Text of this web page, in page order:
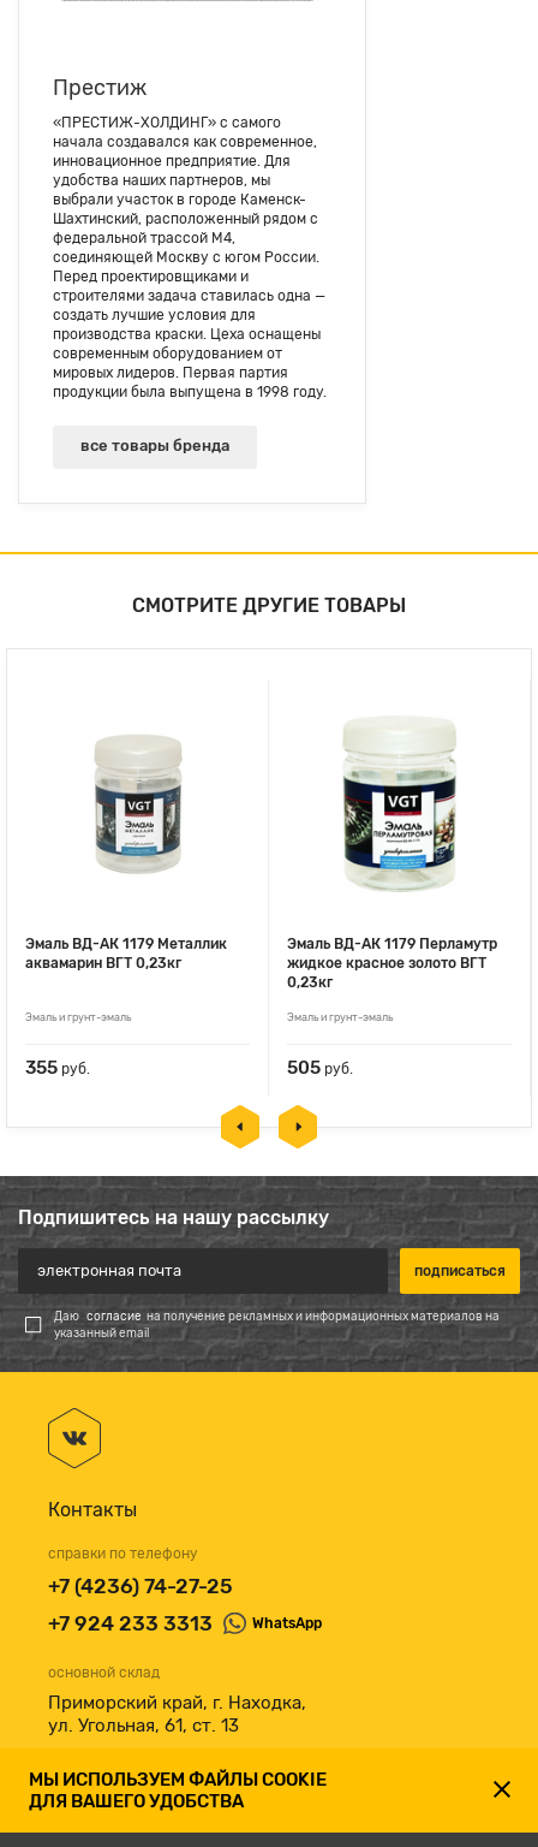
Престиж
«ПРЕСТИЖ-ХОЛДИНГ» с самого
начала создавался как современное,
инновационное предприятие. Для
удобства наших партнеров, мы
выбрали участок в городе Каменск-
Шахтинский, расположенный рядом с
федеральной трассой М4,
соединяющей Москву с югом России.
Перед проектировщиками и
строителями задача ставилась одна —
создать лучшие условия для
производства краски. Цеха оснащены
современным оборудованием от
мировых лидеров. Первая партия
продукции была выпущена в 1998 году.
все товары бренда
СМОТРИТЕ ДРУГИЕ ТОВАРЫ
Эмаль ВД-АК 1179 Металлик
аквамарин ВГТ 0,23кг
Эмаль и грунт-эмаль
355 руб.
Эмаль ВД-АК 1179 Перламутр
жидкое красное золото ВГТ
0,23кг
Эмаль и грунт-эмаль
505 руб.
Подпишитесь на нашу рассылку
Даю согласие на получение рекламных и информационных материалов на
указанный email
Контакты
справки по телефону
+7 (4236) 74-27-25
+7 924 233 3313
WhatsApp
основной склад
Приморский край, г. Находка,
ул. Угольная, 61, ст. 13
принимаем к оплате
МЫ ИСПОЛЬЗУЕМ ФАЙЛЫ COOKIE
ДЛЯ ВАШЕГО УДОБСТВА